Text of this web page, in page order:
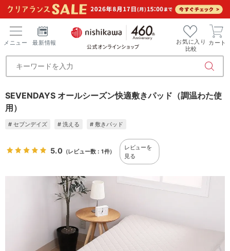
メニュー 最新情報
お気に入り
比較
カート
SEVENDAYS オールシーズン快適敷きパッド（調温わた使
用）
# セブンデイズ # 洗える # 敷きパッド
5.0（レビュー数：1件）
レビューを
見る